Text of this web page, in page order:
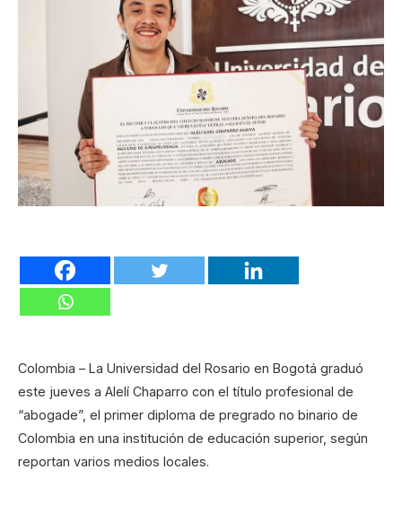
Colombia – La Universidad del Rosario en Bogotá graduó
este jueves a Alelí Chaparro con el título profesional de
“abogade”, el primer diploma de pregrado no binario de
Colombia en una institución de educación superior, según
reportan varios medios locales.